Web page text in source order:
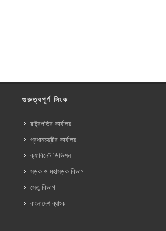
গুরুত্বপূর্ণ লিংক
রাষ্ট্রপতির কার্যালয়
প্রধানমন্ত্রীর কার্যালয়
ক্যাবিনেট ডিভিশন
সড়ক ও মহাসড়ক বিভাগ
সেতু বিভাগ
বাংলাদেশ ব্যাংক